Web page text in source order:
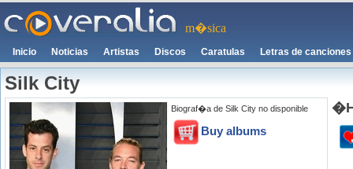
m�sica
Inicio Noticias Artistas Discos Caratulas Letras de canciones
Silk City
Biograf�a de Silk City no disponible
Buy albums